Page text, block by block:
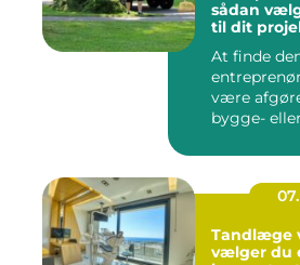
sådan
til dit
At finde
være
bygge-
Tandlæge
vælger du